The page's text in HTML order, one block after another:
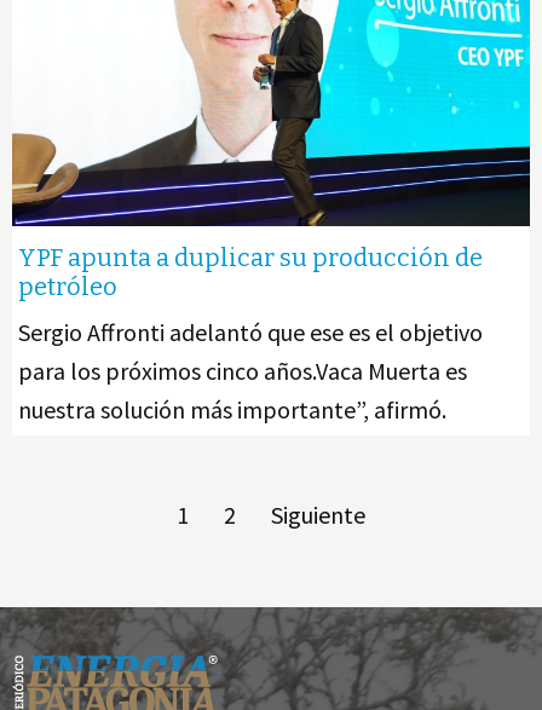
YPF apunta a duplicar su producción de
petróleo
Sergio Affronti adelantó que ese es el objetivo
para los próximos cinco años.Vaca Muerta es
nuestra solución más importante”, afirmó.
1 2 Siguiente